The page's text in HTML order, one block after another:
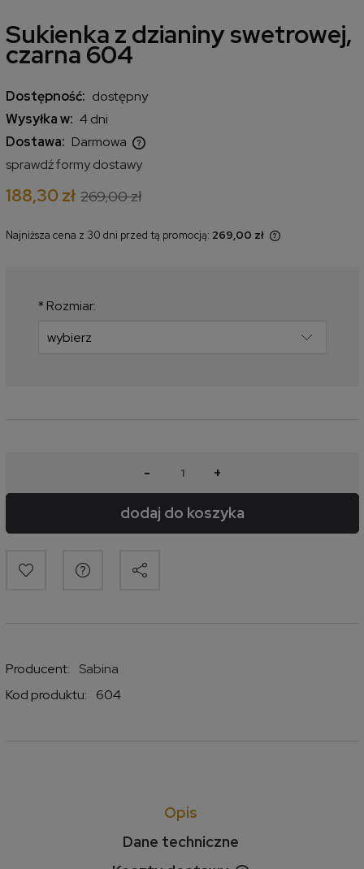
Sukienka z dzianiny swetrowej,
czarna 604
Dostępność: dostępny
Wysyłka w: 4 dni
Dostawa: Darmowa
Cena nie zawiera ewentualnych kosztów płatności
sprawdź formy dostawy
188,30 zł 269,00 zł
Najniższa cena z 30 dni przed tą promocją: 269,00 zł
* Rozmiar:
- +
dodaj do koszyka
Producent:
Sabina
Kod produktu:
604
Opis
Dane techniczne